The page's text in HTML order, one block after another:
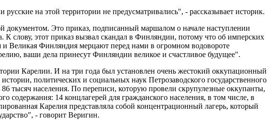
на этой территории не предусматривались", - рассказывает историк.
Это приказ, подписанный маршалом о начале наступлении
слову, этот приказ вызвал скандал в Финляндии, потому что об имперских
Великая Финляндия мерцают перед нами в огромном водовороте
ваши дела принесут Финляндии великое и счастливое будущее".
Карелии. И на три года был установлен очень жестокий оккупационный
политических и социальных наук Петрозаводского государственного
тысяч населения. По переписи, которую провели скрупулезные оккупанты,
содержания: 14 концлагерей для гражданского населения, в том числе, в
Карелия представляла собой концентрационный лагерь, который
- говорит Веригин.